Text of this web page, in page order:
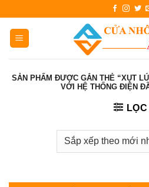
content
SẢN PHẨM ĐƯỢC GẮN THẺ “XỤT
VỚI HỆ THỐNG ĐIỆN
LỌC